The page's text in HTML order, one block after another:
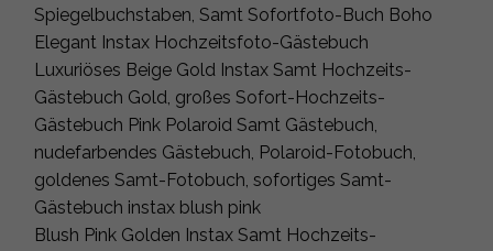
Spiegelbuchstaben, Samt Sofortfoto-Buch Boho
Elegant Instax Hochzeitsfoto-Gästebuch
Luxuriöses Beige Gold Instax Samt Hochzeits-
Gästebuch Gold, großes Sofort-Hochzeits-
Gästebuch Pink Polaroid Samt Gästebuch,
nudefarbendes Gästebuch, Polaroid-Fotobuch,
goldenes Samt-Fotobuch, sofortiges Samt-
Gästebuch instax blush pink
Blush Pink Golden Instax Samt Hochzeits-